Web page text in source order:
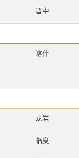
晋中
喀什
龙岩
临夏